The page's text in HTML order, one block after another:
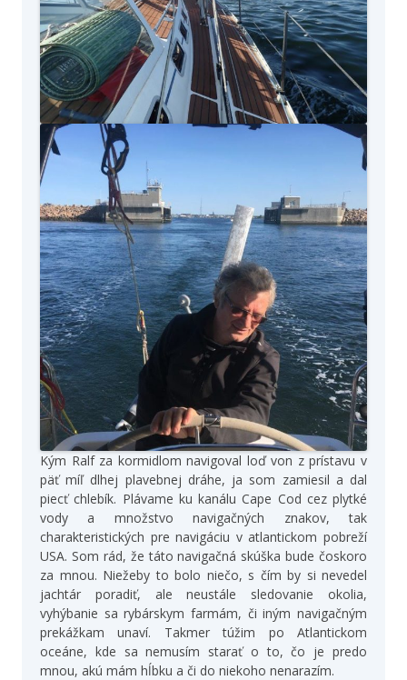
Kým Ralf za kormidlom navigoval loď von z prístavu v
päť míľ dlhej plavebnej dráhe, ja som zamiesil a dal
piecť chlebík. Plávame ku kanálu Cape Cod cez plytké
vody a množstvo navigačných znakov, tak
charakteristických pre navigáciu v atlantickom pobreží
USA. Som rád, že táto navigačná skúška bude čoskoro
za mnou. Niežeby to bolo niečo, s čím by si nevedel
jachtár poradiť, ale neustále sledovanie okolia,
vyhýbanie sa rybárskym farmám, či iným navigačným
prekážkam unaví. Takmer túžim po Atlantickom
oceáne, kde sa nemusím starať o to, čo je predo
mnou, akú mám hĺbku a či do niekoho nenarazím.